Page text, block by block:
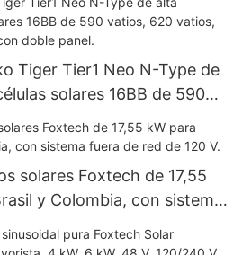
Tiger Tier1 Neo N-Type de
solares 16BB de 590
vatios y 650 vatios con
solares Foxtech de 17,55
y Colombia, con sistema